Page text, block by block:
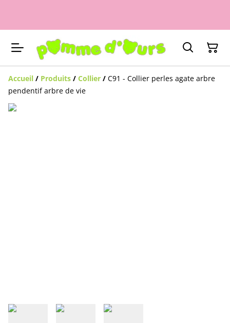
Accueil / Produits / Collier / C91 - Collier perles agate arbre
pendentif arbre de vie